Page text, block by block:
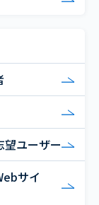
望ユーザー
サイ